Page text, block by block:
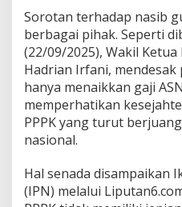
Sorotan terhadap nasib
berbagai pihak. Seperti
(22/09/2025), Wakil Ketua
Hadrian Irfani,
hanya menaikkan gaji
memperhatikan
PPPK yang turut
nasional.
Hal senada disampaikan
(IPN) melalui